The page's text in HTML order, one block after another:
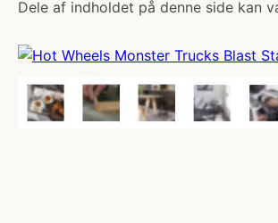
Dele af indholdet på denne side kan